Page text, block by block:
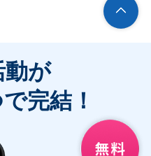
動が
完結！